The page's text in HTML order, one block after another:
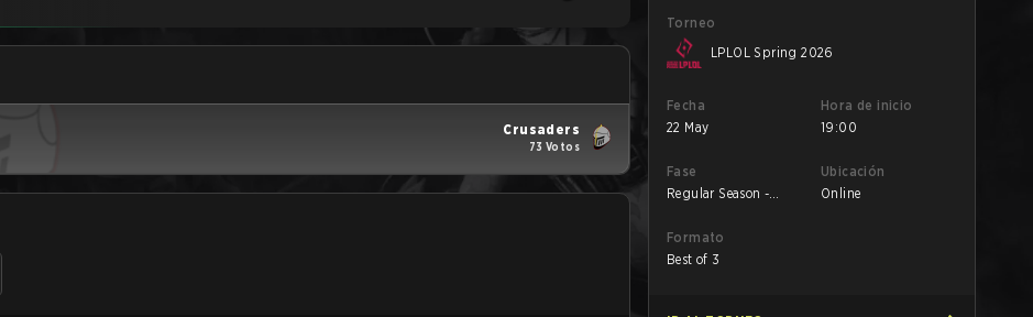
Crusaders
73 Votos
Torneo
LPLOL Spring 2026
Fecha
22 May
Hora de inicio
19:00
Fase
Regular Season -
Ubicación
Online
Formato
Best of 3